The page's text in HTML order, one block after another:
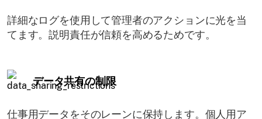
詳細なログを使用して管理者のアクションに光を当
てます。説明責任が信頼を高めるためです。
データ共有の制限
仕事用データをそのレーンに保持します。個人用ア